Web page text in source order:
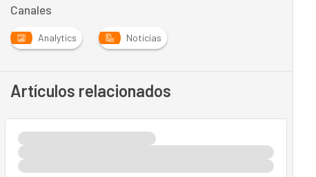
Canales
Analytics Noticias
Artículos relacionados